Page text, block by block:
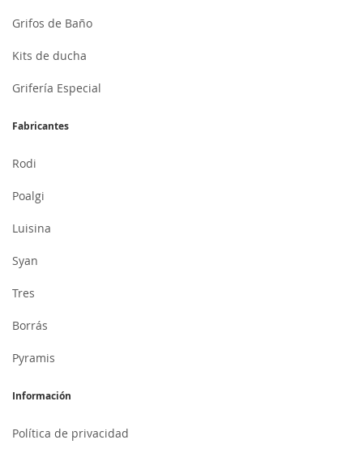
Grifos de Baño
Kits de ducha
Grifería Especial
Fabricantes
Rodi
Poalgi
Luisina
Syan
Tres
Borrás
Pyramis
Información
Política de privacidad